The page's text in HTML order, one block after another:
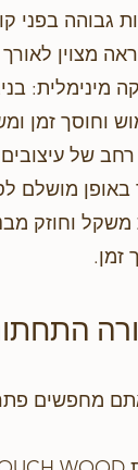
גבוהה בפני
מצוין
מינימלית:
וחוסך זמן
רחב של
באופן מושלם
משקל וחוזק
זמן.
מחפשים